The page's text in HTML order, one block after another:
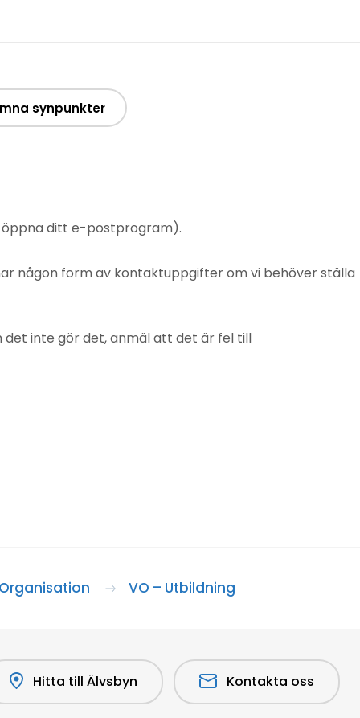
synpunkter
ditt e-postprogram).
någon form av kontaktuppgifter om vi behöver ställa
det inte gör det, anmäl att det är fel till
Organisation VO – Utbildning
Hitta till Älvsbyn Kontakta oss